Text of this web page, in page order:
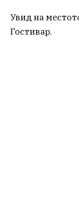
Увид на
Гостивар.